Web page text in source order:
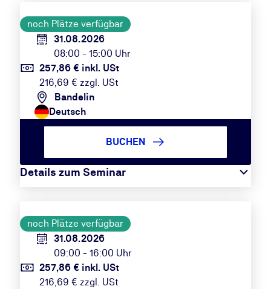
noch Plätze verfügbar
31.08.2026
08:00 - 15:00 Uhr
257,86 € inkl. USt
216,69 € zzgl. USt
Bandelin
Deutsch
Details zum Seminar
BUCHEN
noch Plätze verfügbar
31.08.2026
09:00 - 16:00 Uhr
257,86 € inkl. USt
216,69 € zzgl. USt